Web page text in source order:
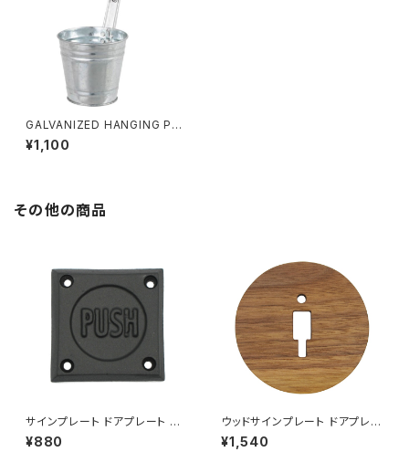
GALVANIZED HANGING PO
T COVER 10 ハンギングポット
ガルバナイズド 鉢カバー
¥1,100
その他の商品
サインプレート ドアプレート 案
内 扉 押す PUSH アルミニウム
ブラック
¥880
ウッドサインプレート ドアプレー
ト 案内 木製 トイレ MEN 男性
用 ウォルナット材
¥1,540